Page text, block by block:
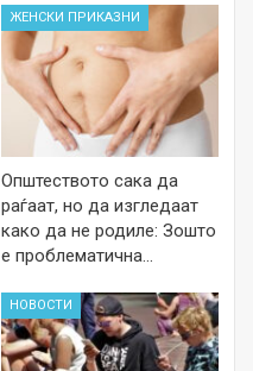
ЖЕНСКИ ПРИКАЗНИ
Општеството сака да
раѓаат, но да изгледаат
како да не родиле: Зошто
е проблематична…
НОВОСТИ